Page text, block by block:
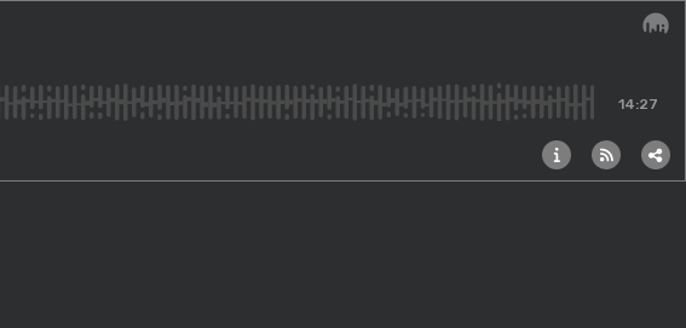
14:27